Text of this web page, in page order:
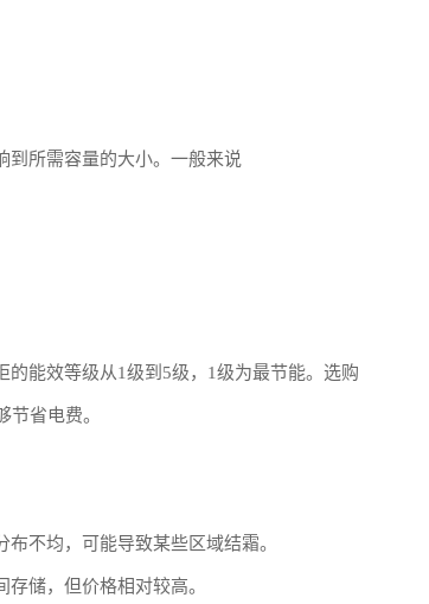
到所需容量的大小。一般来说
能效等级从1级到5级，1级为最节能。选购
省电费。
不均，可能导致某些区域结霜。
储，但价格相对较高。